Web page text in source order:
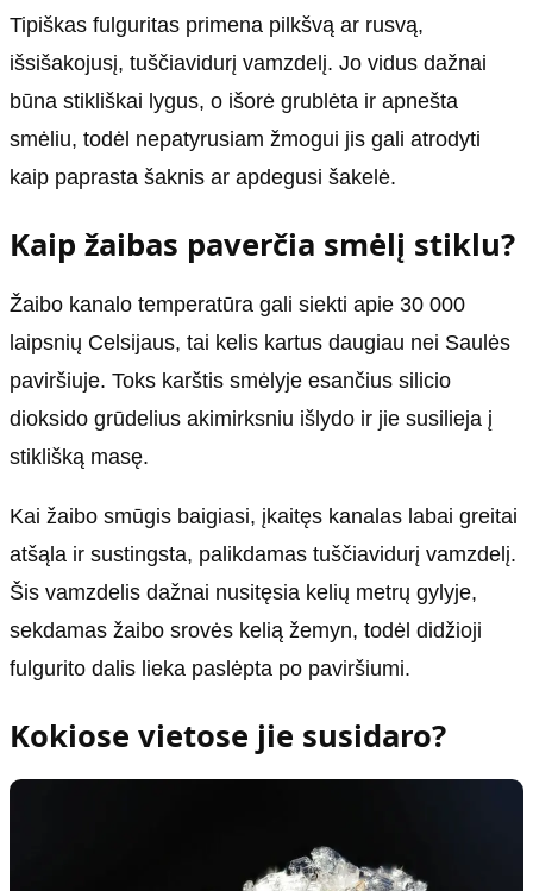
Tipiškas fulguritas primena pilkšvą ar rusvą,
išsišakojusį, tuščiavidurį vamzdelį. Jo vidus dažnai
būna stikliškai lygus, o išorė grublėta ir apnešta
smėliu, todėl nepatyrusiam žmogui jis gali atrodyti
kaip paprasta šaknis ar apdegusi šakelė.
Kaip žaibas paverčia smėlį stiklu?
Žaibo kanalo temperatūra gali siekti apie 30 000
laipsnių Celsijaus, tai kelis kartus daugiau nei Saulės
paviršiuje. Toks karštis smėlyje esančius silicio
dioksido grūdelius akimirksniu išlydo ir jie susilieja į
stiklišką masę.
Kai žaibo smūgis baigiasi, įkaitęs kanalas labai greitai
atšąla ir sustingsta, palikdamas tuščiavidurį vamzdelį.
Šis vamzdelis dažnai nusitęsia kelių metrų gylyje,
sekdamas žaibo srovės kelią žemyn, todėl didžioji
fulgurito dalis lieka paslėpta po paviršiumi.
Kokiose vietose jie susidaro?